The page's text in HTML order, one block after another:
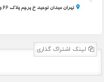
لینک اشتراک گذاری